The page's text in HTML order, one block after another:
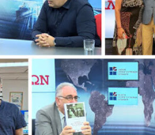
Θεσσαλονίκης. Έχει
την ιστορία της τέχνης και
Από το 2008
και διατηρεί τον